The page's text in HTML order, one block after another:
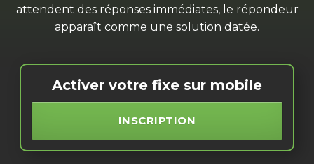
attendent des réponses immédiates, le répondeur
apparaît comme une solution datée.
Activer votre fixe sur mobile
INSCRIPTION